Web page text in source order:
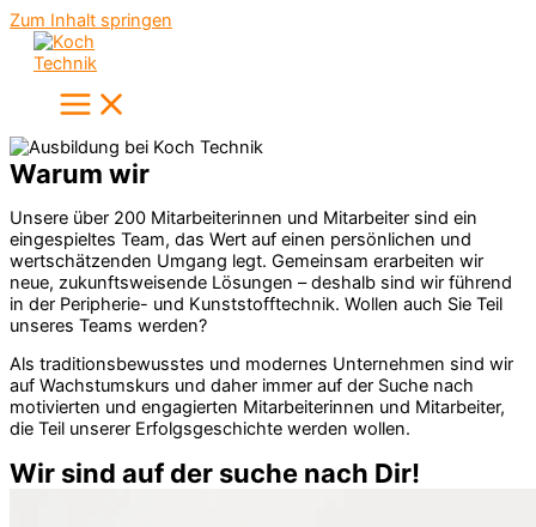
Zum Inhalt springen
Warum wir​
Unsere über 200 Mitarbeiterinnen und Mitarbeiter sind ein
eingespieltes Team, das Wert auf einen persönlichen und
wertschätzenden Umgang legt. Gemeinsam erarbeiten wir
neue, zukunftsweisende Lösungen – deshalb sind wir führend
in der Peripherie- und Kunststofftechnik. Wollen auch Sie Teil
unseres Teams werden?
Als traditionsbewusstes und modernes Unternehmen sind wir
auf Wachstumskurs und daher immer auf der Suche nach
motivierten und engagierten Mitarbeiterinnen und Mitarbeiter,
die Teil unserer Erfolgsgeschichte werden wollen.
Wir sind auf der suche nach Dir!​